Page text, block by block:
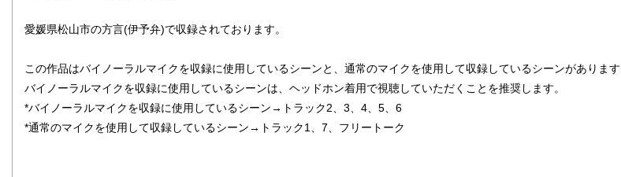
愛媛県松山市の方言(伊予弁)で収録されております。
この作品はバイノーラルマイクを収録に使用しているシーンと、通常のマイクを使用して収録しているシーンがあります
バイノーラルマイクを収録に使用しているシーンは、ヘッドホン着用で視聴していただくことを推奨します。
*バイノーラルマイクを収録に使用しているシーン→トラック2、3、4、5、6
*通常のマイクを使用して収録しているシーン→トラック1、7、フリートーク